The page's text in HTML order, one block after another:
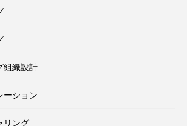
組織設計
ーション
リング